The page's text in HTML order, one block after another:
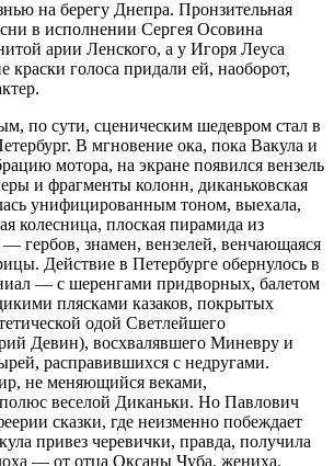
на берегу Днепра. Пронзительная
в исполнении Сергея Осовина
арии Ленского, а у Игоря Леуса
краски голоса придали ей, наоборот,
по сути, сценическим шедевром стал в
В мгновение ока, пока Вакула и
мотора, на экране появился вензель
и фрагменты колонн, диканьковская
унифицированным тоном, выехала,
колесница, плоская пирамида из
гербов, знамен, вензелей, венчающаяся
Действие в Петербурге обернулось в
— с шеренгами придворных, балетом
плясками казаков, покрытых
одой Светлейшего
Девин), восхвалявшего Миневру и
расправившихся с недругами.
не меняющийся веками,
веселой Диканьки. Но Павлович
сказки, где неизменно побеждает
привез черевички, правда, получила
— от отца Оксаны Чуба, жениха.